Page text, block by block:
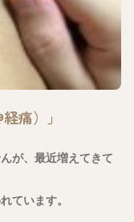
痛）」
が、最近増えてきて
ています。